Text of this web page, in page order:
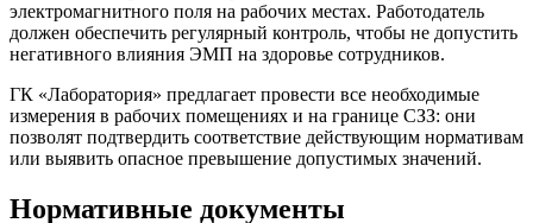
электромагнитного поля на рабочих местах. Работодатель
должен обеспечить регулярный контроль, чтобы не допустить
негативного влияния ЭМП на здоровье сотрудников.
ГК «Лаборатория» предлагает провести все необходимые
измерения в рабочих помещениях и на границе СЗЗ: они
позволят подтвердить соответствие действующим нормативам
или выявить опасное превышение допустимых значений.
Нормативные документы